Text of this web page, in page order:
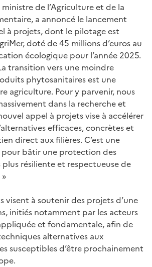
de l’Agriculture et de la
a annoncé le lancement
à projets, dont le pilotage est
doté de 45 millions d’euros au
écologique pour l’année 2025.
transition vers une moindre
phytosanitaires est une
agriculture. Pour y parvenir, nous
dans la recherche et
appel à projets vise à accélérer
efficaces, concrètes et
direct aux filières. C’est une
pour bâtir une protection des
résiliente et respectueuse de
visent à soutenir des projets d’une
initiés notamment par les acteurs
et fondamentale, afin de
alternatives aux
susceptibles d’être prochainement